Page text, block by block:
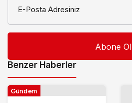
E-Posta Adresiniz
Benzer Haberler
Gündem